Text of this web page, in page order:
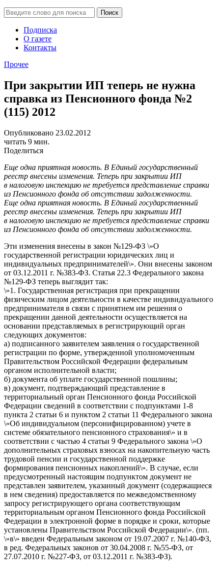
Подписка
О газете
Контакты
Прочее
При закрытии ИП теперь не нужна
справка из Пенсионного фонда №2
(115) 2012
Опубликовано 23.02.2012
читать 9 мин.
Поделиться
Еще одна приятная новость. В Единый государственный
реестр внесены изменения. Теперь при закрытии ИП
в налоговую инспекцию не требуется представление справки
из Пенсионного фонда об отсутствии задолженности.
Еще одна приятная новость. В Единый государственный
реестр внесены изменения. Теперь при закрытии ИП
в налоговую инспекцию не требуется представление справки
из Пенсионного фонда об отсутствии задолженности.
Эти изменения внесены в закон №129-ФЗ \»О
государственной регистрации юридических лиц и
индивидуальных предпринимателей\». Они внесены законом
от 03.12.2011 г. №383-ФЗ. Статья 22.3 Федерального закона
№129-ФЗ теперь выглядит так:
\»1. Государственная регистрация при прекращении
физическим лицом деятельности в качестве индивидуального
предпринимателя в связи с принятием им решения о
прекращении данной деятельности осуществляется на
основании представляемых в регистрирующий орган
следующих документов:
а) подписанного заявителем заявления о государственной
регистрации по форме, утвержденной уполномоченным
Правительством Российской Федерации федеральным
органом исполнительной власти;
б) документа об уплате государственной пошлины;
в) документ, подтверждающий представление в
территориальный орган Пенсионного фонда Российской
Федерации сведений в соответствии с подпунктами 1-8
пункта 2 статьи 6 и пунктом 2 статьи 11 Федерального закона
\»Об индивидуальном (персонифицированном) учете в
системе обязательного пенсионного страхования\» и в
соответствии с частью 4 статьи 9 Федерального закона \»О
дополнительных страховых взносах на накопительную часть
трудовой пенсии и государственной поддержке
формирования пенсионных накоплений\». В случае, если
предусмотренный настоящим подпунктом документ не
представлен заявителем, указанный документ (содержащиеся
в нем сведения) предоставляется по межведомственному
запросу регистрирующего органа соответствующим
территориальным органом Пенсионного фонда Российской
Федерации в электронной форме в порядке и сроки, которые
установлены Правительством Российской Федерации\». (пп.
\»в\» введен Федеральным законом от 19.07.2007 г. №140-ФЗ,
в ред. Федеральных законов от 30.04.2008 г. №55-ФЗ, от
27.07.2010 г. №227-ФЗ, от 03.12.2011 г. №383-ФЗ).